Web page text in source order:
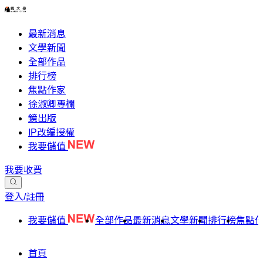
最新消息
文學新聞
全部作品
排行榜
焦點作家
徐淑卿專欄
鏡出版
IP改編授權
我要儲值
我要收費
登入/註冊
我要儲值 全部作品最新消息文學新聞排行榜焦點
首頁